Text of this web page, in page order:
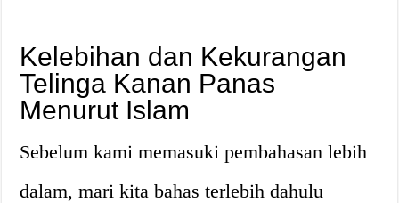
Kelebihan dan Kekurangan
Telinga Kanan Panas
Menurut Islam
Sebelum kami memasuki pembahasan lebih
dalam, mari kita bahas terlebih dahulu